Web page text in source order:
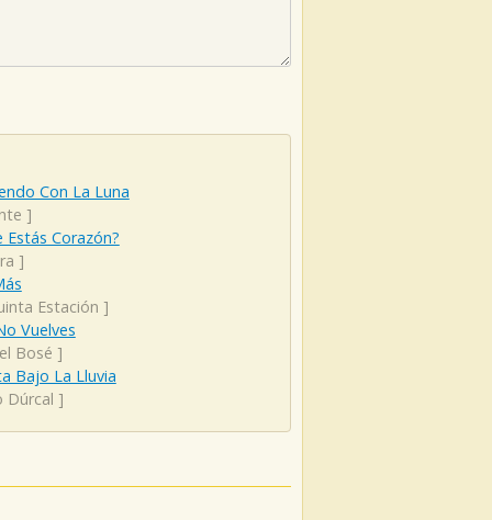
Con La Luna
]
Estás Corazón?
]
Estación ]
Vuelves
Bosé ]
Bajo La Lluvia
Dúrcal ]